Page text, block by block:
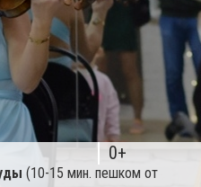
0+
(10-15 мин. пешком от